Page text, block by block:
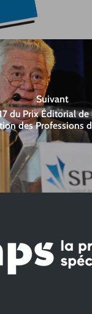
Suivant
du Prix Éditorial de
des Professions